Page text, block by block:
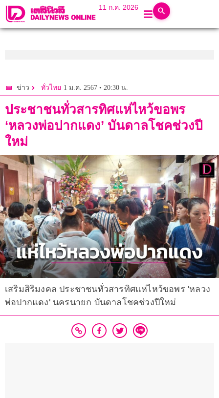
11 ก.ค. 2026
ข่าว ทั่วไทย 1 ม.ค. 2567 • 20:30 น.
ประชาชนทั่วสารทิศแห่ไหว้ขอพร
‘หลวงพ่อปากแดง’ บันดาลโชคช่วงปี
ใหม่
เสริมสิริมงคล ประชาชนทั่วสารทิศแห่ไหว้ขอพร 'หลวง
พ่อปากแดง' นครนายก บันดาลโชคช่วงปีใหม่